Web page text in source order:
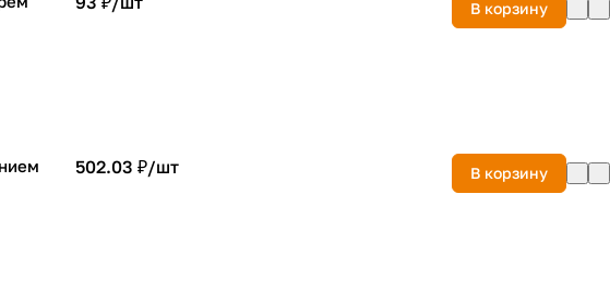
В корзину
502.03 ₽/шт В корзину